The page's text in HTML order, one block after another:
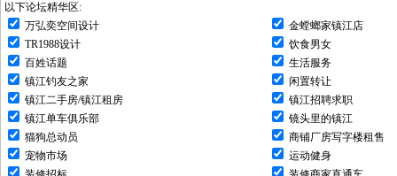
以下论坛精华区:
万弘奕空间设计
金螳螂家镇江店
TR1988设计
饮食男女
百姓话题
生活服务
镇江钓友之家
闲置转让
镇江二手房/镇江租房
镇江招聘求职
镇江单车俱乐部
镜头里的镇江
猫狗总动员
商铺厂房写字楼租售
宠物市场
运动健身